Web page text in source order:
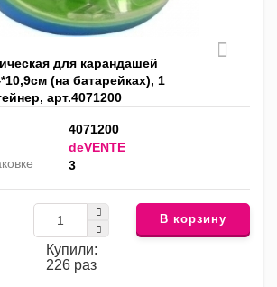
для карандашей
(на батарейках), 1
арт.4071200
4071200
deVENTE
3
Купили:
226 раз
В корзину